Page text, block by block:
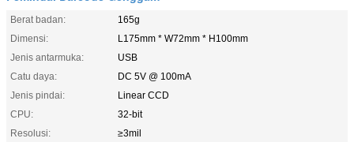
Berat badan:
165g
Dimensi:
L175mm * W72mm * H100mm
Jenis antarmuka:
USB
Catu daya:
DC 5V @ 100mA
Jenis pindai:
Linear CCD
CPU:
32-bit
Resolusi:
≥3mil